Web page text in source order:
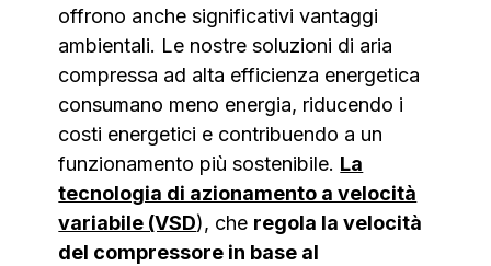
offrono anche significativi vantaggi
ambientali. Le nostre soluzioni di aria
compressa ad alta efficienza energetica
consumano meno energia, riducendo i
costi energetici e contribuendo a un
funzionamento più sostenibile. La
tecnologia di azionamento a velocità
variabile (VSD), che regola la velocità
del compressore in base al